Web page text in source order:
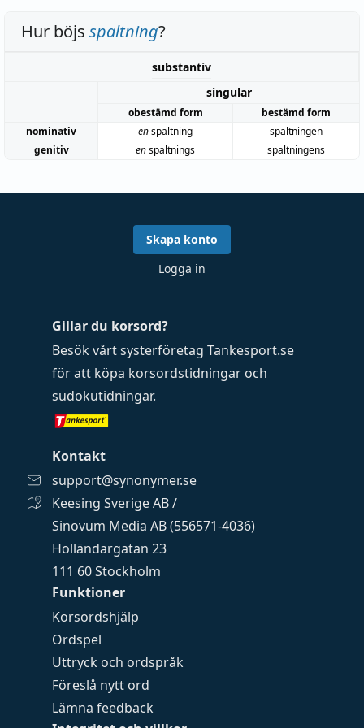
Hur böjs spaltning?
substantiv
singular
obestämd form
bestämd form
nominativ
enspaltning
spaltningen
genitiv
enspaltnings spaltningens
Funktioner
Korsordshjälp
Ordspel
Uttryck och ordspråk
Föreslå nytt ord
Lämna feedback
Gillar du korsord?
Besök vårt systerföretag Tankesport.se
för att köpa korsordstidningar och
sudokutidningar.
Kontakt
support@synonymer.se
Keesing Sverige AB /
Sinovum Media AB (556571-4036)
Holländargatan 23
111 60 Stockholm
Skapa konto
Logga in